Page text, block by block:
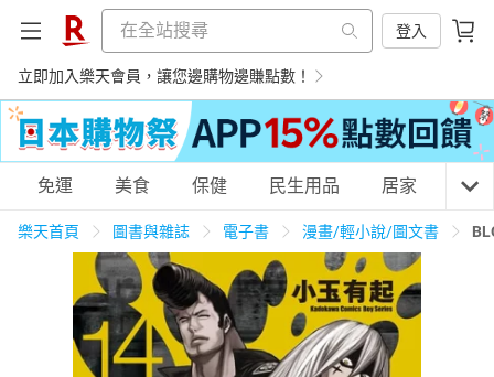
登入
立即加入樂天會員，讓您邊購物邊賺點數！
購物網分類
天天免運 美食蛋糕 養生保健 民生用品
免運 美食 保健 民生用品 居家 3C
樂天首頁 圖書與雜誌 電子書 漫畫/輕小說/圖文書